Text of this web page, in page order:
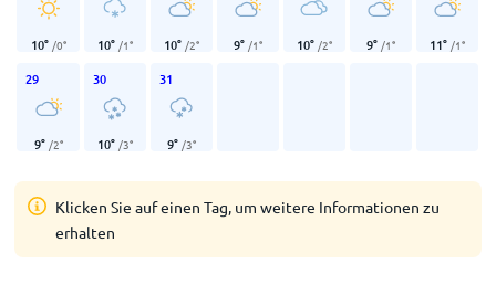
10° /0° 10° /1° 10° /2° 9° /1° 10° /2° 9° /1° 11° /1°
29
9° /2°
30
10° /3°
31
9° /3°
Klicken Sie auf einen Tag, um weitere Informationen zu
erhalten